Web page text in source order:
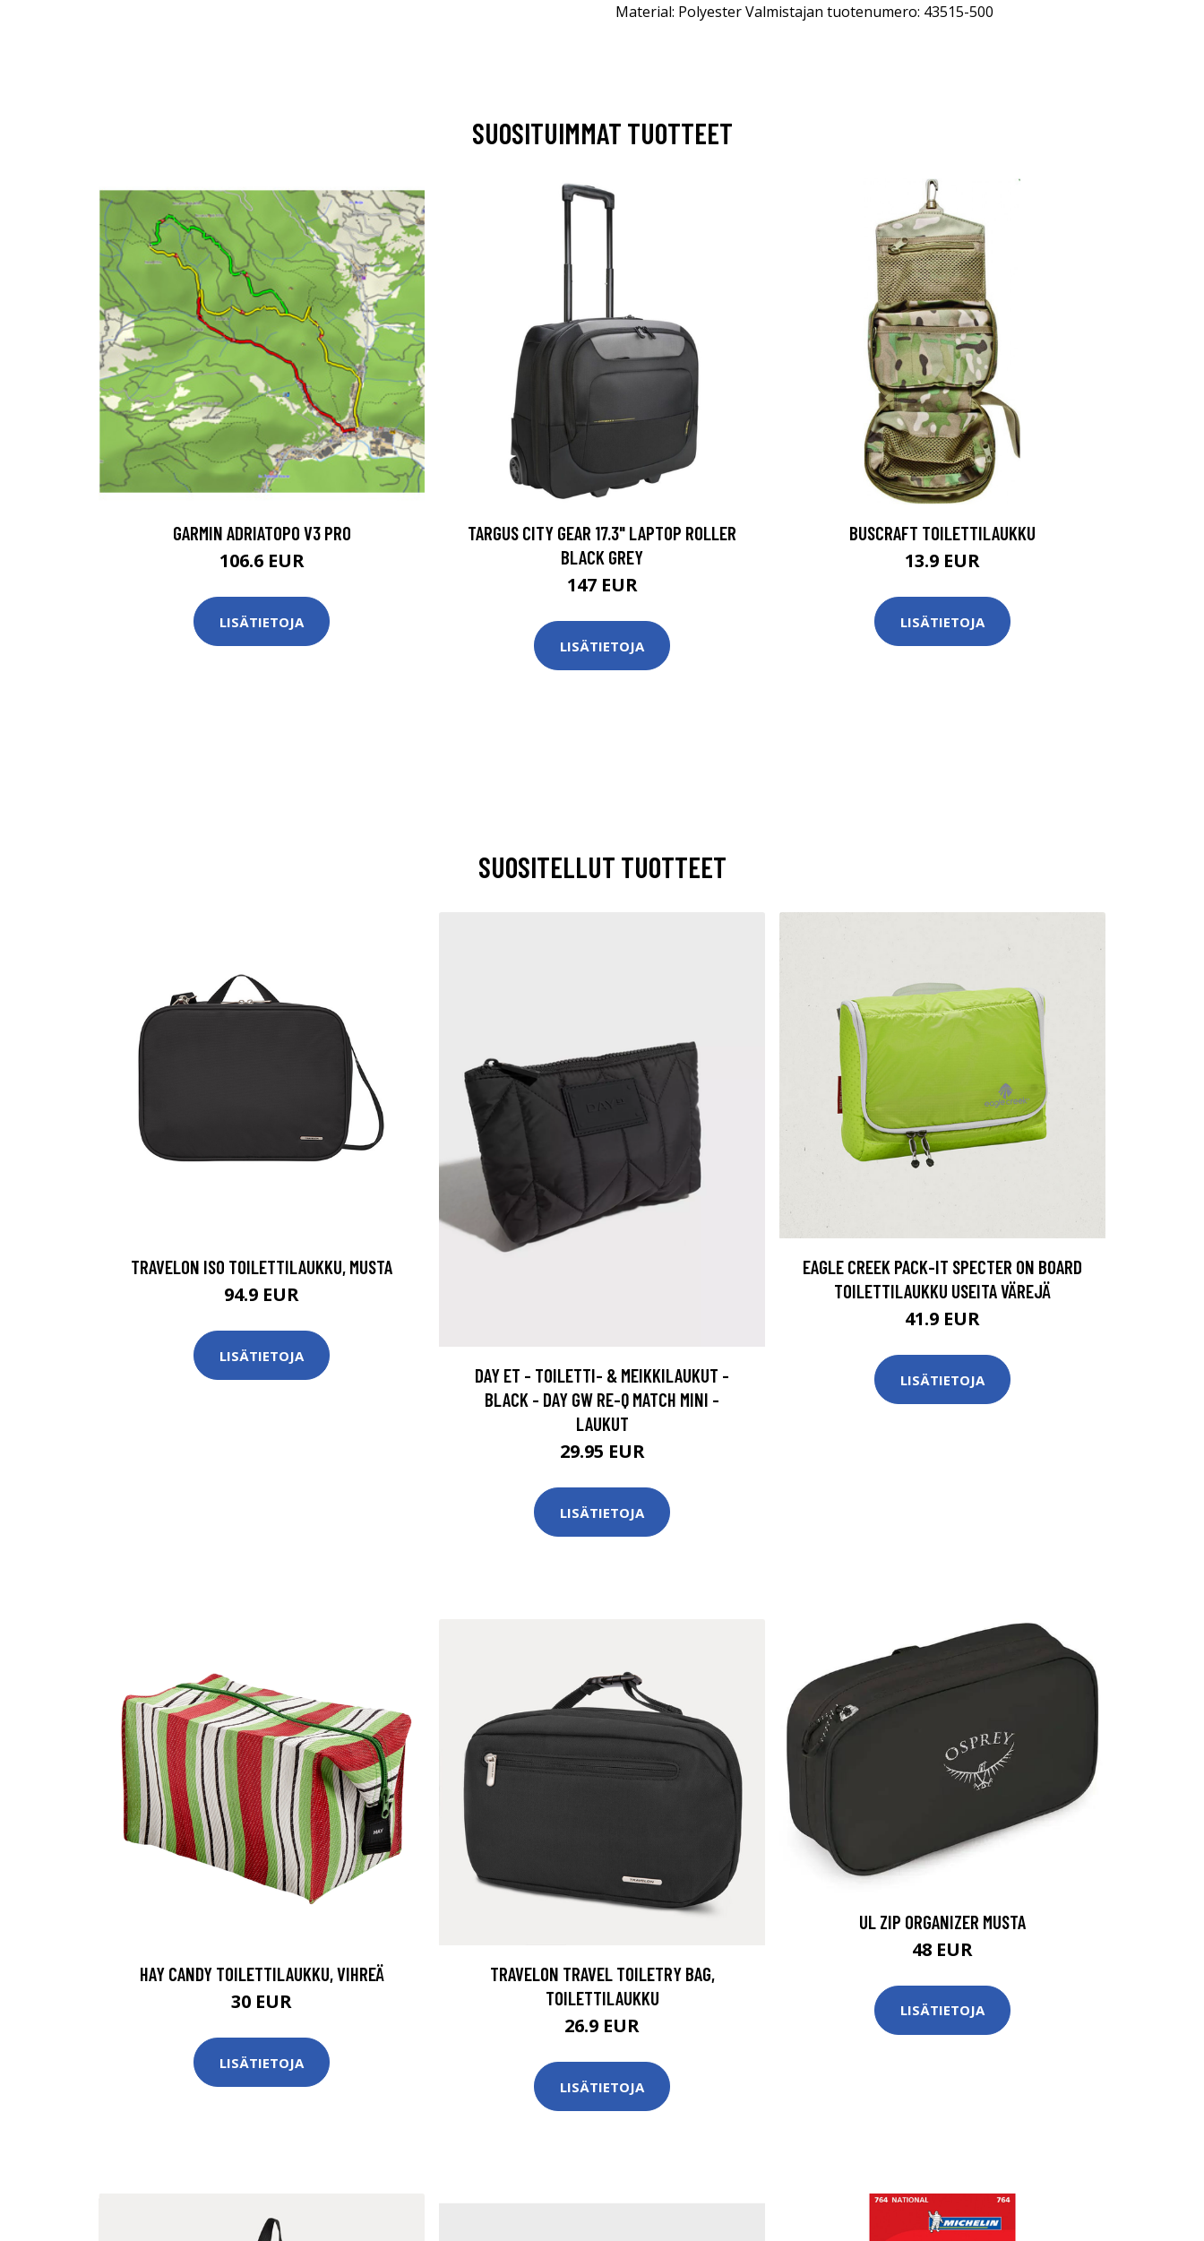
Material: Polyester Valmistajan tuotenumero: 43515-500
SUOSITUIMMAT TUOTTEET
GARMIN ADRIATOPO V3 PRO
106.6 EUR
LISÄTIETOJA
TARGUS CITY GEAR 17.3" LAPTOP ROLLER
BLACK GREY
147 EUR
LISÄTIETOJA
BUSCRAFT TOILETTILAUKKU
13.9 EUR
LISÄTIETOJA
SUOSITELLUT TUOTTEET
TRAVELON ISO TOILETTILAUKKU, MUSTA
94.9 EUR
LISÄTIETOJA
DAY ET - TOILETTI- & MEIKKILAUKUT -
BLACK - DAY GW RE-Q MATCH MINI -
LAUKUT
29.95 EUR
LISÄTIETOJA
EAGLE CREEK PACK-IT SPECTER ON BOARD
TOILETTILAUKKU USEITA VÄREJÄ
41.9 EUR
LISÄTIETOJA
HAY CANDY TOILETTILAUKKU, VIHREÄ
30 EUR
LISÄTIETOJA
TRAVELON TRAVEL TOILETRY BAG,
TOILETTILAUKKU
26.9 EUR
LISÄTIETOJA
UL ZIP ORGANIZER MUSTA
48 EUR
LISÄTIETOJA